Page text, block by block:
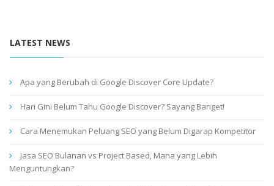
LATEST NEWS
Apa yang Berubah di Google Discover Core Update?
Hari Gini Belum Tahu Google Discover? Sayang Banget!
Cara Menemukan Peluang SEO yang Belum Digarap Kompetitor
Jasa SEO Bulanan vs Project Based, Mana yang Lebih
Menguntungkan?